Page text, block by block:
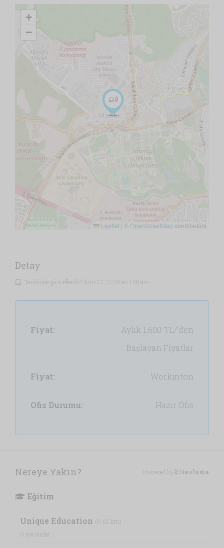
+
−
Leaflet | © OpenStreetMap contributors
Detay
Tarihinde güncellendi Ekim 23, 2019 en 1:58 am
Fiyat: Aylık 1,600 TL/'den
Başlayan Fiyatlar
Fiyat: Workinton
Ofis Durumu: Hazır Ofis
Nereye Yakın? Powered by Havlama
Eğitim
Unique Education (0.01 km)
0 yorumlar